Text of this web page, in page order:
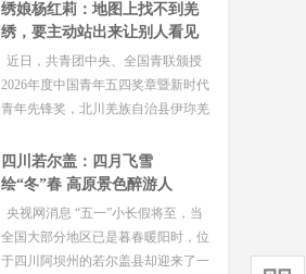
绣娘杨红莉：地图上找不到羌
绣，要主动站出来让别人看见
近日，共青团中央、全国青联颁授
2026年度中国青年五四奖章暨新时代
青年先锋奖，北川羌族自治县伊珎羌
四川若尔盖：四月飞雪
绘“冬”春 高原景色醉游人
央视网消息 “五一”小长假将至，当
全国大部分地区已是暮春暖阳时，位
于四川阿坝州的若尔盖县却迎来了一